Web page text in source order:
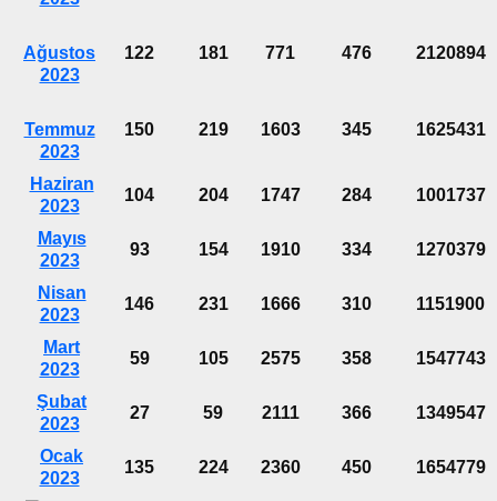
Ağustos
2023
122 181 771 476 2120894
Temmuz
2023
150 219 1603 345 1625431
Haziran
2023
104 204 1747 284 1001737
Mayıs
2023
93 154 1910 334 1270379
Nisan
2023
146 231 1666 310 1151900
Mart
2023
59 105 2575 358 1547743
Şubat
2023
27 59 2111 366 1349547
Ocak
2023
135 224 2360 450 1654779